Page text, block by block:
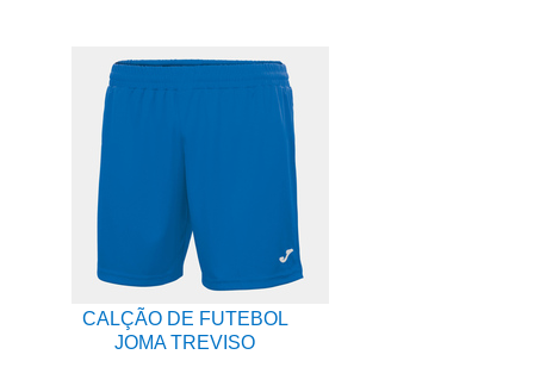
CALÇÃO DE FUTEBOL
JOMA TREVISO